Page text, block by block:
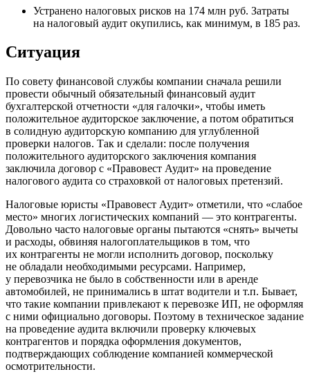
Устранено налоговых рисков на 174 млн руб. Затраты
на налоговый аудит окупились, как минимум, в 185 раз.
Ситуация
По совету финансовой службы компании сначала решили
провести обычный обязательный финансовый аудит
бухгалтерской отчетности «для галочки», чтобы иметь
положительное аудиторское заключение, а потом обратиться
в солидную аудиторскую компанию для углубленной
проверки налогов. Так и сделали: после получения
положительного аудиторского заключения компания
заключила договор с «Правовест Аудит» на проведение
налогового аудита со страховкой от налоговых претензий.
Налоговые юристы «Правовест Аудит» отметили, что «слабое
место» многих логистических компаний — это контрагенты.
Довольно часто налоговые органы пытаются «снять» вычеты
и расходы, обвиняя налогоплательщиков в том, что
их контрагенты не могли исполнить договор, поскольку
не обладали необходимыми ресурсами. Например,
у перевозчика не было в собственности или в аренде
автомобилей, не принимались в штат водители и т.п. Бывает,
что такие компании привлекают к перевозке ИП, не оформляя
с ними официально договоры. Поэтому в техническое задание
на проведение аудита включили проверку ключевых
контрагентов и порядка оформления документов,
подтверждающих соблюдение компанией коммерческой
осмотрительности.